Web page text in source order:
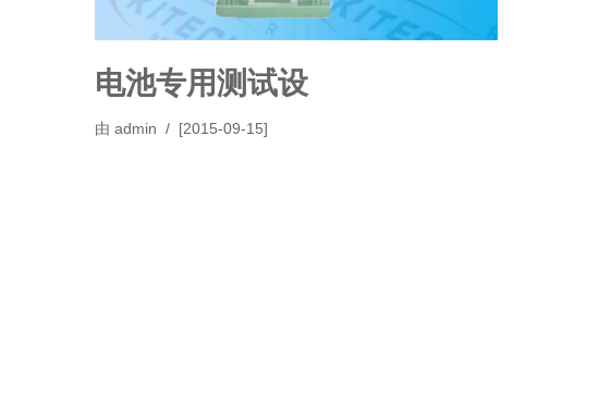
电池专用测试设
由 admin [2015-09-15]